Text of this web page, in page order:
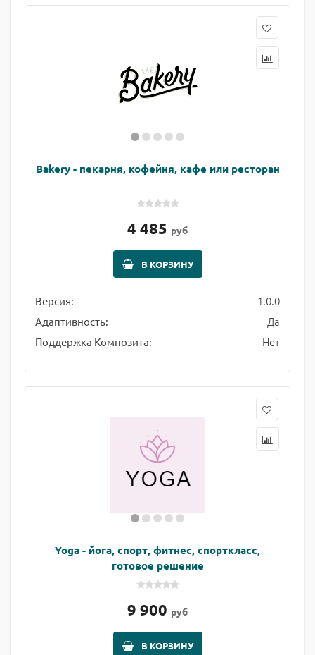
Bakery - пекарня, кофейня, кафе или ресторан
4 485 руб
В КОРЗИНУ
Версия: 1.0.0
Адаптивность: Да
Поддержка Композита: Нет
Yoga - йога, спорт, фитнес, спорткласс,
готовое решение
9 900 руб
В КОРЗИНУ